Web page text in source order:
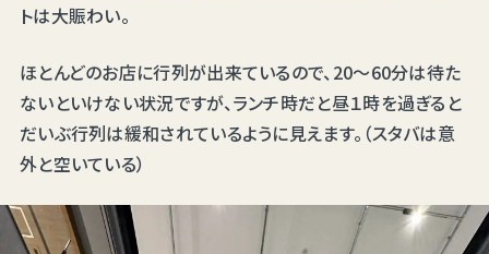
トは大賑わい。
ほとんどのお店に行列が出来ているので、20～60分は待た
ないといけない状況ですが、ランチ時だと昼１時を過ぎると
だいぶ行列は緩和されているように見えます。（スタバは意
外と空いている）